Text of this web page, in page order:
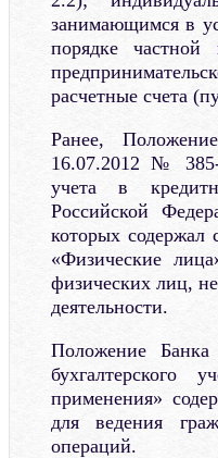
занимающимся в
порядке
расчетные счета
Ранее,
16.07.2012 № 385-
учета в
Российской
которых содержал
«Физические
физических лиц,
деятельности.
Положение
применения»
для ведения
операций.